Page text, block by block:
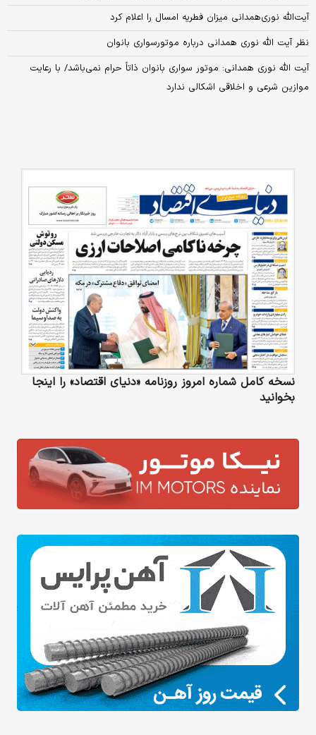
آیت‌الله نوری‌همدانی میزان فطریه امسال را اعلام کرد
نظر آیت الله نوری همدانی درباره موتورسواری بانوان
آیت الله نوری همدانی: موتور سواری بانوان ذاتاً حرام نمی‌باشد/ با رعایت
موازین شرعی و اخلاقی اشکالی ندارد
نسخه کامل شماره امروز روزنامه «دنیای‌ اقتصاد» را اینجا
بخوانید